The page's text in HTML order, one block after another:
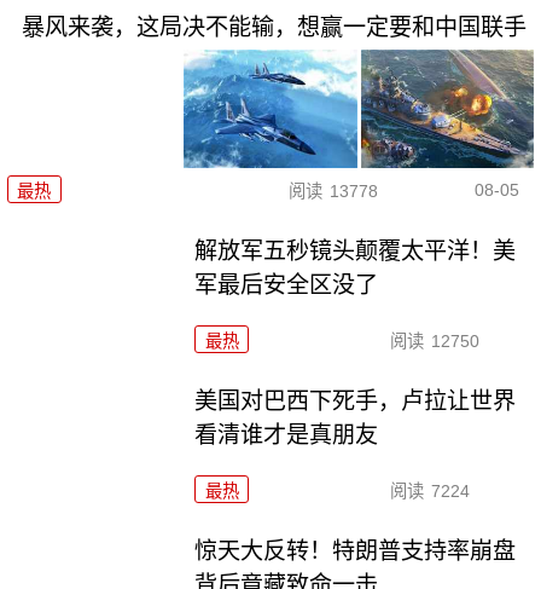
暴风来袭，这局决不能输，想赢一定要和中国联手
最热 阅读 13778 08-05
解放军五秒镜头颠覆太平洋！美
军最后安全区没了
最热 阅读 12750
美国对巴西下死手，卢拉让世界
看清谁才是真朋友
最热 阅读 7224
惊天大反转！特朗普支持率崩盘